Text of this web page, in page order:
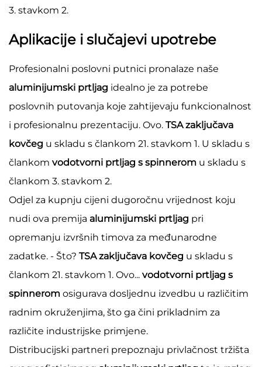
3. stavkom 2.
Aplikacije i slučajevi upotrebe
Profesionalni poslovni putnici pronalaze naše
aluminijumski prtljag idealno je za potrebe
poslovnih putovanja koje zahtijevaju funkcionalnost
i profesionalnu prezentaciju. Ovo. TSA zaključava
kovčeg u skladu s člankom 21. stavkom 1. U skladu s
člankom vodotvorni prtljag s spinnerom u skladu s
člankom 3. stavkom 2.
Odjel za kupnju cijeni dugoročnu vrijednost koju
nudi ova premija aluminijumski prtljag pri
opremanju izvršnih timova za međunarodne
zadatke. - Što? TSA zaključava kovčeg u skladu s
člankom 21. stavkom 1. Ovo... vodotvorni prtljag s
spinnerom osigurava dosljednu izvedbu u različitim
radnim okruženjima, što ga čini prikladnim za
različite industrijske primjene.
Distribucijski partneri prepoznaju privlačnost tržišta